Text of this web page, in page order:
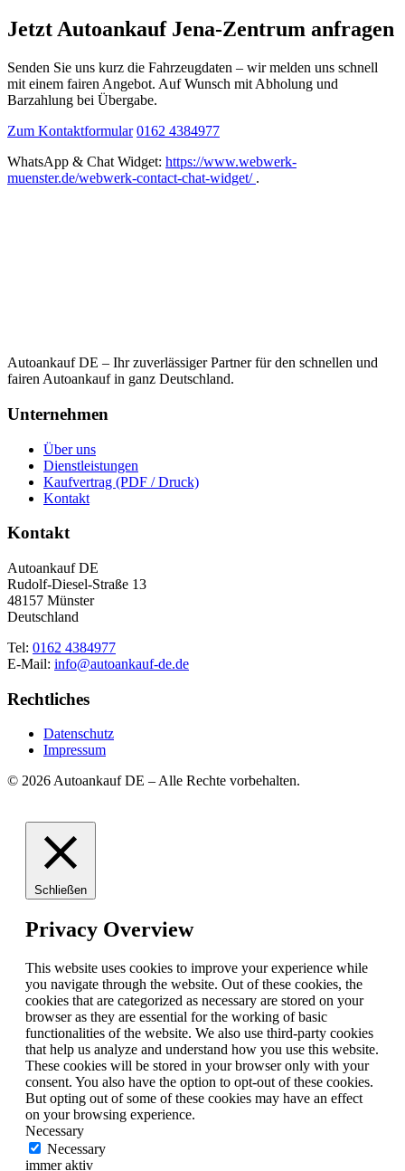
Jetzt Autoankauf Jena-Zentrum anfragen
Senden Sie uns kurz die Fahrzeugdaten – wir melden uns schnell
mit einem fairen Angebot. Auf Wunsch mit Abholung und
Barzahlung bei Übergabe.
Zum Kontaktformular 0162 4384977
WhatsApp & Chat Widget: https://www.webwerk-
muenster.de/webwerk-contact-chat-widget/ .
Autoankauf DE – Ihr zuverlässiger Partner für den schnellen und
fairen Autoankauf in ganz Deutschland.
Unternehmen
Über uns
Dienstleistungen
Kaufvertrag (PDF / Druck)
Kontakt
Kontakt
Autoankauf DE
Rudolf-Diesel-Straße 13
48157 Münster
Deutschland
Tel: 0162 4384977
E-Mail: info@autoankauf-de.de
Rechtliches
Datenschutz
Impressum
© 2026 Autoankauf DE – Alle Rechte vorbehalten.
Schließen
Privacy Overview
This website uses cookies to improve your experience while
you navigate through the website. Out of these cookies, the
cookies that are categorized as necessary are stored on your
browser as they are essential for the working of basic
functionalities of the website. We also use third-party cookies
that help us analyze and understand how you use this website.
These cookies will be stored in your browser only with your
consent. You also have the option to opt-out of these cookies.
But opting out of some of these cookies may have an effect
on your browsing experience.
Necessary
Necessary
immer aktiv